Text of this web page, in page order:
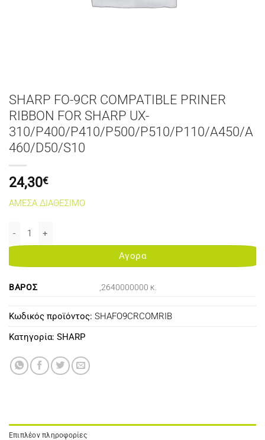
SHARP FO-9CR COMPATIBLE PRINER
RIBBON FOR SHARP UX-
310/P400/P410/P500/P510/P110/A450/A
460/D50/S10
24,30€
ΑΜΕΣΑ ΔΙΑΘΕΣΙΜΟ
SHARP FO-9CR COMPATIBLE PRINER RIBBON FOR SHARP
Αγορα
ΒΆΡΟΣ ,2640000000 κ.
Κωδικός προϊόντος: SHAFO9CRCOMRIB
Κατηγορία: SHARP
Επιπλέον πληροφορίες